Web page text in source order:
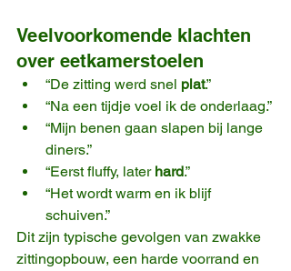
Veelvoorkomende klachten
over eetkamerstoelen
“De zitting werd snel plat.”
“Na een tijdje voel ik de onderlaag.”
“Mijn benen gaan slapen bij lange
diners.”
“Eerst fluffy, later hard.”
“Het wordt warm en ik blijf
schuiven.”
Dit zijn typische gevolgen van zwakke
zittingopbouw, een harde voorrand en